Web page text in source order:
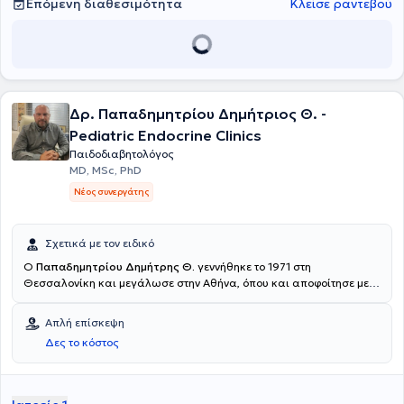
Επόμενη διαθεσιμότητα Κλείσε ραντεβού
Δρ. Παπαδημητρίου Δημήτριος Θ. -
Pediatric Endocrine Clinics
Παιδοδιαβητολόγος
MD, MSc, PhD
Νέος συνεργάτης
Σχετικά με τον ειδικό
Ο Παπαδημητρίου Δημήτρης Θ. γεννήθηκε το 1971 στη
Θεσσαλονίκη και μεγάλωσε στην Αθήνα, όπου και αποφοίτησε με
Ιατρικής, την Ειδικότητα της Παιδιατρικής και την Διδακτορική του
Διατριβή στην Παιδοενδοκρινολογία στο Πανεπιστήμιο Πατρών.
Μετεκπαιδεύτηκε επί 4ετία στην Παιδιατρική Ενδοκρινολογία.
Έλαβε διετές Μεταπτυχιακό (DIU) στην Παιδιατρική Ενδοκρινολογία
εκπαίδευση στο Πανεπιστημιακό Παιδιατρικό Νοσοκομείο St
Απλή επίσκεψη
Δες το κόστος